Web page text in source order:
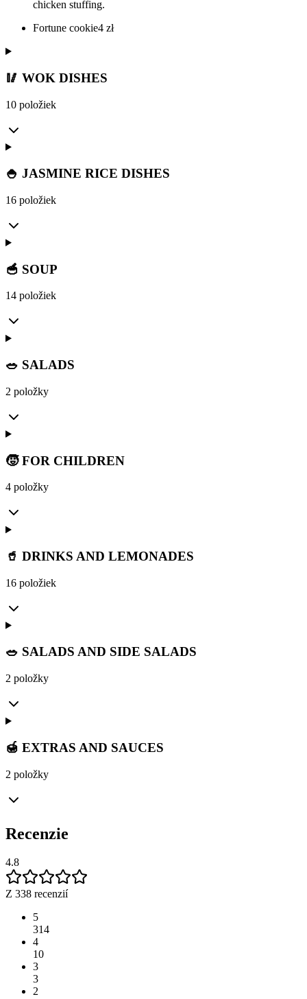
chicken stuffing.
Fortune cookie4 zł
🥢 WOK DISHES
10 položiek
🍚 JASMINE RICE DISHES
16 položiek
🥣 SOUP
14 položiek
🥗 SALADS
2 položky
🧒 FOR CHILDREN
4 položky
🥤 DRINKS AND LEMONADES
16 položiek
🥗 SALADS AND SIDE SALADS
2 položky
🍯 EXTRAS AND SAUCES
2 položky
Recenzie
4.8
Z 338 recenzií
5
314
4
10
3
3
2